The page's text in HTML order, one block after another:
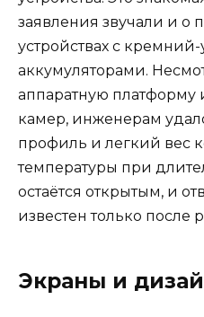
заявления звучали и о
устройствах с
аккумуляторами.
аппаратную
камер, инженерам
профиль и легкий вес
температуры при
остаётся открытым, и
известен только после
Экраны и